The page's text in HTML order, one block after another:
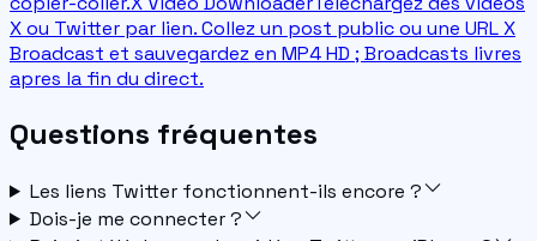
X ou Twitter par lien. Collez un post public ou une URL X
Broadcast et sauvegardez en MP4 HD ; Broadcasts livres
apres la fin du direct.
Questions fréquentes
Les liens Twitter fonctionnent-ils encore ?
Dois-je me connecter ?